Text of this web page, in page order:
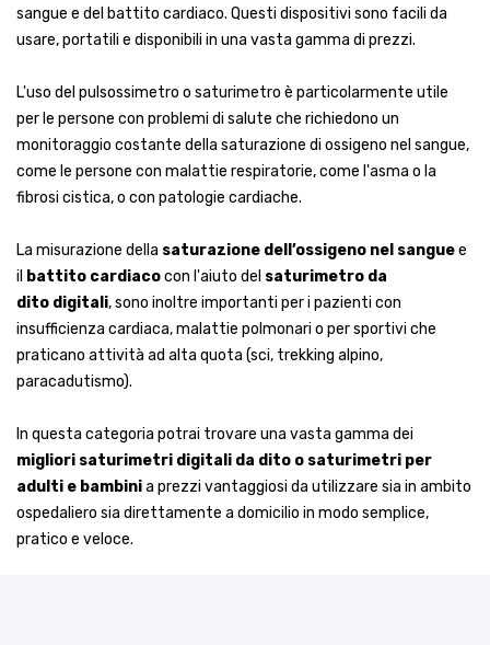
sangue e del battito cardiaco. Questi dispositivi sono facili da
usare, portatili e disponibili in una vasta gamma di prezzi.
L'uso del pulsossimetro o saturimetro è particolarmente utile
per le persone con problemi di salute che richiedono un
monitoraggio costante della saturazione di ossigeno nel sangue,
come le persone con malattie respiratorie, come l'asma o la
fibrosi cistica, o con patologie cardiache.
La misurazione della saturazione dell’ossigeno nel sanguee
il battito cardiacocon l'aiuto del saturimetro da
dito digitali, sono inoltre importanti per i pazienti con
insufficienza cardiaca, malattie polmonari o per sportivi che
praticano attività ad alta quota (sci, trekking alpino,
paracadutismo).
In questa categoria potrai trovare una vasta gamma dei
migliori saturimetri digitali da dito o saturimetri per
adulti e bambinia prezzi vantaggiosi da utilizzare sia in ambito
ospedaliero sia direttamente a domicilio in modo semplice,
pratico e veloce.